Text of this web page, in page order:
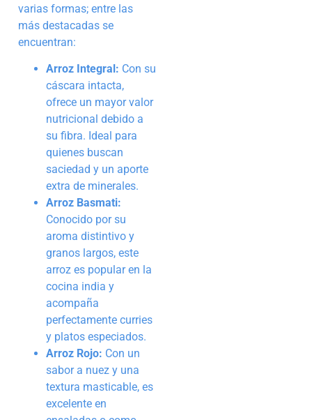
varias formas; entre las
más destacadas se
encuentran:
Arroz Integral: Con su
cáscara intacta,
ofrece un mayor valor
nutricional debido a
su fibra. Ideal para
quienes buscan
saciedad y un aporte
extra de minerales.
Arroz Basmati:
Conocido por su
aroma distintivo y
granos largos, este
arroz es popular en la
cocina india y
acompaña
perfectamente curries
y platos especiados.
Arroz Rojo: Con un
sabor a nuez y una
textura masticable, es
excelente en